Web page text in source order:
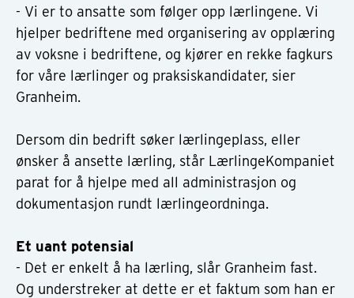
- Vi er to ansatte som følger opp lærlingene. Vi
hjelper bedriftene med organisering av opplæring
av voksne i bedriftene, og kjører en rekke fagkurs
for våre lærlinger og praksiskandidater, sier
Granheim.
Dersom din bedrift søker lærlingeplass, eller
ønsker å ansette lærling, står LærlingeKompaniet
parat for å hjelpe med all administrasjon og
dokumentasjon rundt lærlingeordninga.
Et uant potensial
- Det er enkelt å ha lærling, slår Granheim fast.
Og understreker at dette er et faktum som han er